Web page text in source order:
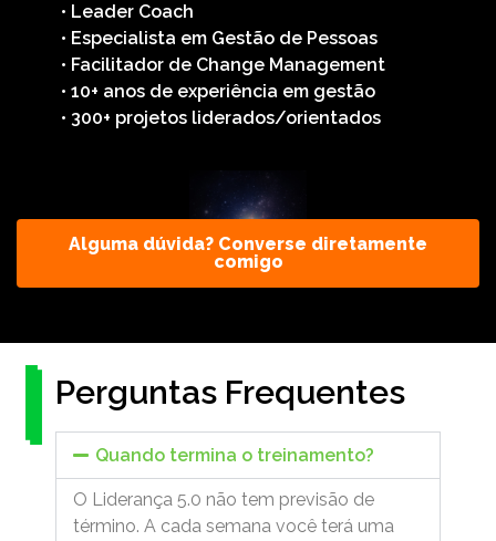
• Leader Coach
• Especialista em Gestão de Pessoas
• Facilitador de Change Management
• 10+ anos de experiência em gestão
• 300+ projetos liderados/orientados
Alguma dúvida? Converse diretamente
comigo
Perguntas Frequentes
Quando termina o treinamento?
O Liderança 5.0 não tem previsão de
término. A cada semana você terá uma